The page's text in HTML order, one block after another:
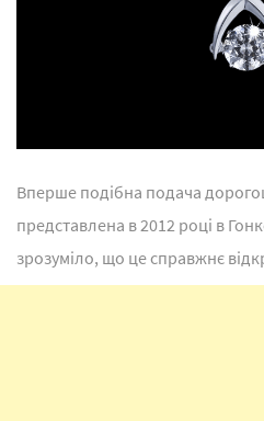
Вперше подібна подача
представлена в 2012 році в
зрозуміло, що це справжнє